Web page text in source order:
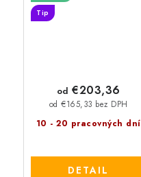
Tip
10 - 20 pracovných dní
od €165,33 bez DPH
od €203,36
DETAIL